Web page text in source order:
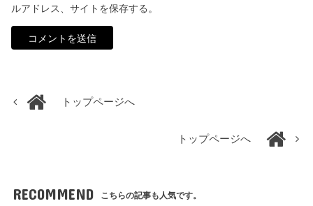
ルアドレス、サイトを保存する。
トップページへ
トップページへ
RECOMMEND こちらの記事も人気です。